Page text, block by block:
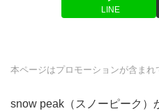
LINE
本ページはプロモーションが含まれ
snow peak（スノーピーク）